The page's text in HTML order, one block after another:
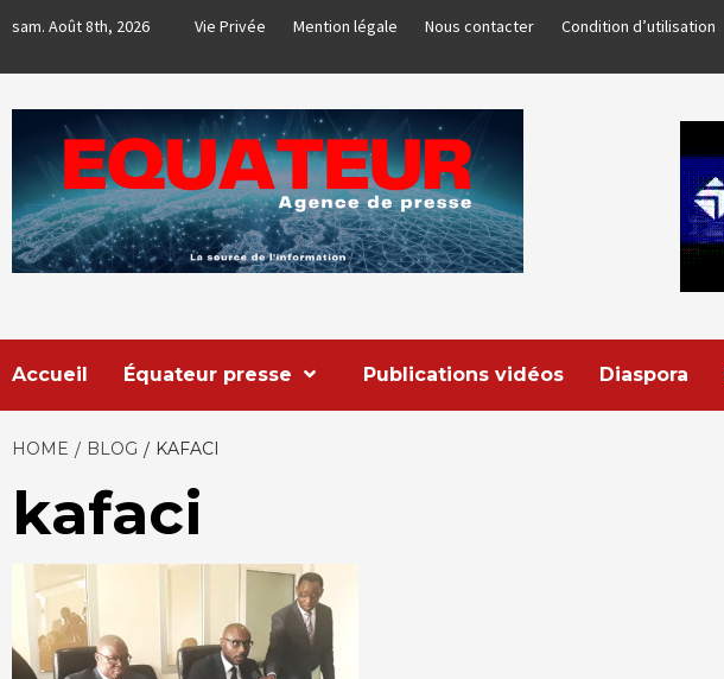
content
sam. Août 8th, 2026 Vie Privée Mention légale Nous contacter Condition d’utilisation
EQUATEUR
Accueil Équateur presse Publications vidéos Diaspora
HOME BLOG KAFACI
kafaci